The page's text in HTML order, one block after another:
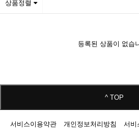
상품정렬
등록된 상품이 없습
^ TOP
서비스이용약관 개인정보처리방침 서비